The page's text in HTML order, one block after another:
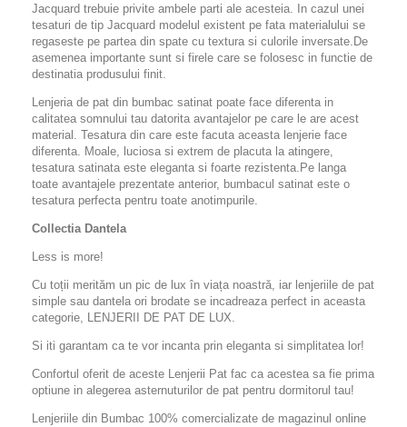
Jacquard trebuie privite ambele parti ale acesteia. In cazul unei
tesaturi de tip Jacquard modelul existent pe fata materialului se
regaseste pe partea din spate cu textura si culorile inversate.De
asemenea importante sunt si firele care se folosesc in functie de
destinatia produsului finit.
Lenjeria de pat din bumbac satinat poate face diferenta in
calitatea somnului tau datorita avantajelor pe care le are acest
material. Tesatura din care este facuta aceasta lenjerie face
diferenta. Moale, luciosa si extrem de placuta la atingere,
tesatura satinata este eleganta si foarte rezistenta.Pe langa
toate avantajele prezentate anterior, bumbacul satinat este o
tesatura perfecta pentru toate anotimpurile.
Collectia Dantela
Less is more!
Cu toții merităm un pic de lux în viața noastră, iar lenjeriile de pat
simple sau dantela ori brodate se incadreaza perfect in aceasta
categorie, LENJERII DE PAT DE LUX.
Si iti garantam ca te vor incanta prin eleganta si simplitatea lor!
Confortul oferit de aceste Lenjerii Pat fac ca acestea sa fie prima
optiune in alegerea asternuturilor de pat pentru dormitorul tau!
Lenjeriile din Bumbac 100% comercializate de magazinul online